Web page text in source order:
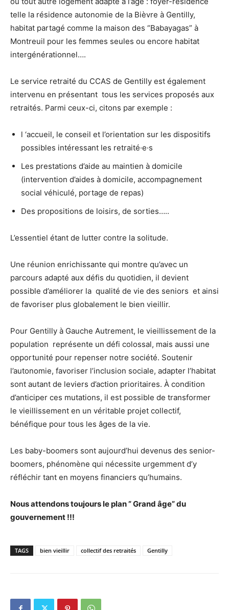
telle la résidence autonomie de la Bièvre à Gentilly,
habitat partagé comme la maison des “Babayagas” à
Montreuil pour les femmes seules ou encore habitat
intergénérationnel….
Le service retraité du CCAS de Gentilly est également
intervenu en présentant tous les services proposés aux
retraités. Parmi ceux-ci, citons par exemple :
l ‘accueil, le conseil et l’orientation sur les dispositifs
possibles intéressant les retraité·e·s
Les prestations d’aide au maintien à domicile
(intervention d’aides à domicile, accompagnement
social véhiculé, portage de repas)
Des propositions de loisirs, de sorties…..
L’essentiel étant de lutter contre la solitude.
Une réunion enrichissante qui montre qu’avec un
parcours adapté aux défis du quotidien, il devient
possible d’améliorer la qualité de vie des seniors et ainsi
de favoriser plus globalement le bien vieillir.
Pour Gentilly à Gauche Autrement, le vieillissement de la
population représente un défi colossal, mais aussi une
opportunité pour repenser notre société. Soutenir
l’autonomie, favoriser l’inclusion sociale, adapter l’habitat
sont autant de leviers d’action prioritaires. À condition
d’anticiper ces mutations, il est possible de transformer
le vieillissement en un véritable projet collectif,
bénéfique pour tous les âges de la vie.
Les baby-boomers sont aujourd’hui devenus des senior-
boomers, phénomène qui nécessite urgemment d’y
réfléchir tant en moyens financiers qu’humains.
Nous attendons toujours le plan ” Grand âge” du
gouvernement !!!
TAGS bien vieillir collectif des retraités Gentilly